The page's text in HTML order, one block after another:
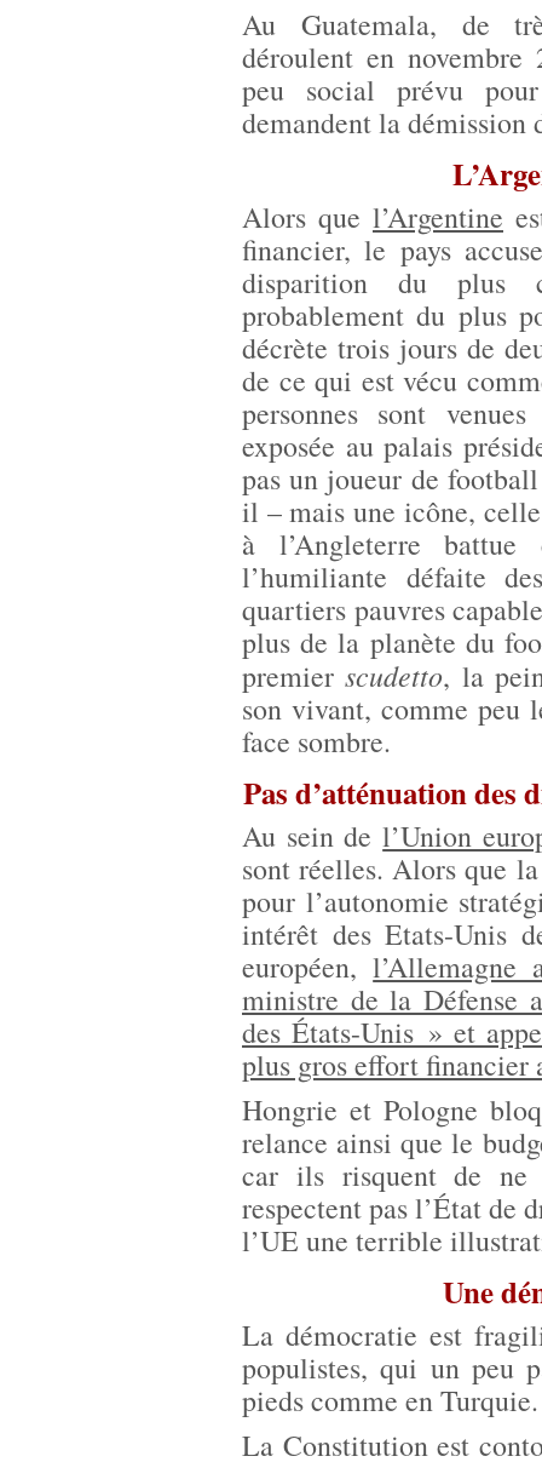
Au Guatemala, de
déroulent en
peu social prévu
demandent la
Alors que l’Argentine
financier, le pays
disparition du plus
probablement du plus
décrète trois jours de
de ce qui est vécu
personnes sont
exposée au palais
pas un joueur de
il – mais une icône,
à l’Angleterre battue
l’humiliante défaite
quartiers pauvres
plus de la planète du
premierscudetto, la
son vivant, comme peu
face sombre.
Pas d’atténuation des
Au sein del’Union
sont réelles. Alors que
pour l’autonomie
intérêt des Etats-Unis
européen,l’Allemagne
ministre de la Défense
des États-Unis » et
plus gros effort financier
Hongrie et Pologne
relance ainsi que le
car ils risquent de ne
respectent pas l’État de
l’UE une terrible
Une
La démocratie est
populistes, qui un peu
pieds comme en Turquie.
La Constitution est